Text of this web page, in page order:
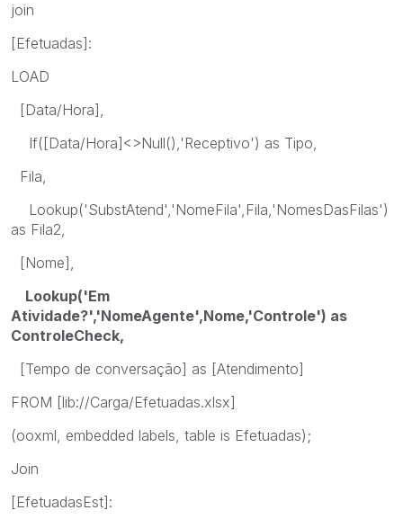
join
[Efetuadas]:
LOAD
[Data/Hora],
If([Data/Hora]<>Null(),'Receptivo') as Tipo,
Fila,
Lookup('SubstAtend','NomeFila',Fila,'NomesDasFilas')
as Fila2,
[Nome],
Lookup('Em
Atividade?','NomeAgente',Nome,'Controle') as
ControleCheck,
[Tempo de conversação] as [Atendimento]
FROM [lib://Carga/Efetuadas.xlsx]
(ooxml, embedded labels, table is Efetuadas);
Join
[EfetuadasEst]: